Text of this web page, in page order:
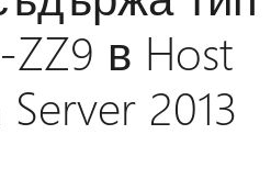
в Host
2013